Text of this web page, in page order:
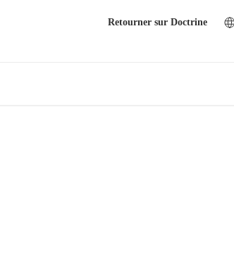
Retourner sur Doctrine